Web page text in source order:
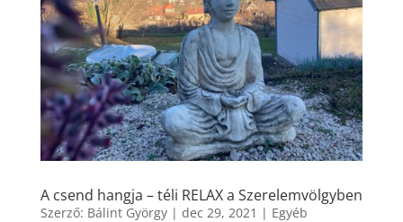
A csend hangja – téli RELAX a Szerelemvölgyben
Szerző: Bálint György| dec 29, 2021 | Egyéb